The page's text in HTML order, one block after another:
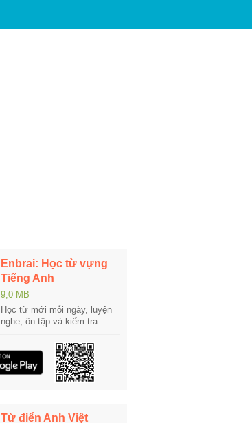
Enbrai: Học từ vựng
Tiếng Anh
9,0 MB
Học từ mới mỗi ngày, luyện
nghe, ôn tập và kiểm tra.
Từ điển Anh Việt